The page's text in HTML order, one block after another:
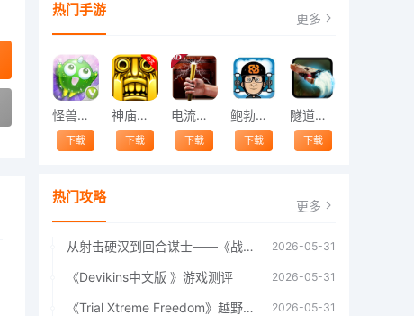
热门手游 更多
怪兽跳跃
下载
神庙逃亡中文版
下载
电流急急棒
下载
鲍勃的梦境
下载
隧道逃脱
下载
热门攻略 更多
从射击硬汉到回合谋士——《战争机器：战略版》如何演绎另一位猛男的传奇 2026-05-31
《Devikins中文版 》游戏测评 2026-05-31
《Trial Xtreme Freedom》越野摩托车测评总结 2026-05-31